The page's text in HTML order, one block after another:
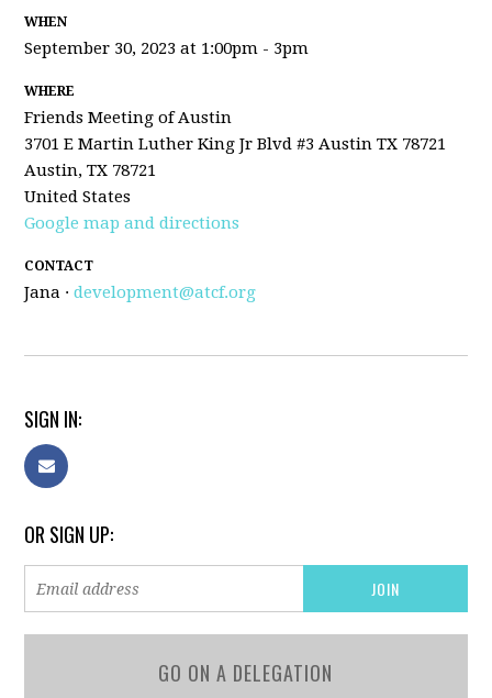
WHEN
September 30, 2023 at 1:00pm - 3pm
WHERE
Friends Meeting of Austin
3701 E Martin Luther King Jr Blvd #3 Austin TX 78721
Austin, TX 78721
United States
Google map and directions
CONTACT
Jana ·development@atcf.org
SIGN IN:
OR SIGN UP:
GO ON A DELEGATION